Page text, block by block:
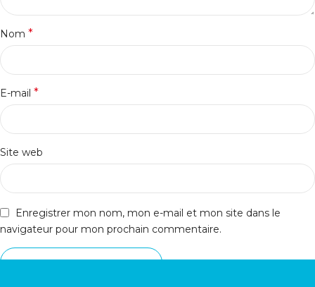
Nom *
E-mail *
Site web
Enregistrer mon nom, mon e-mail et mon site dans le
navigateur pour mon prochain commentaire.